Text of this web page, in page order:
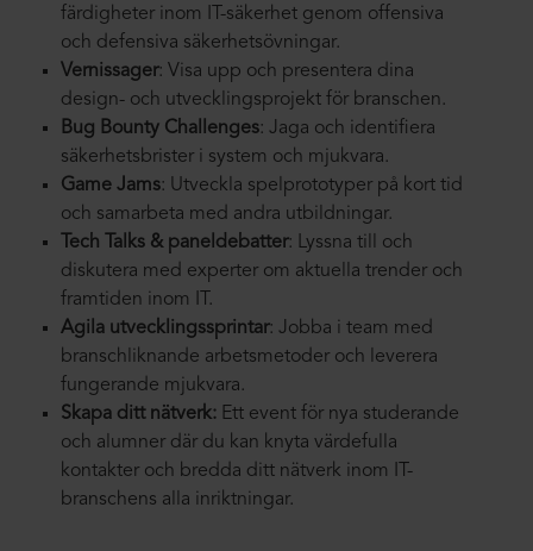
färdigheter inom IT-säkerhet genom offensiva
och defensiva säkerhetsövningar.
Vernissager: Visa upp och presentera dina
design- och utvecklingsprojekt för branschen.
Bug Bounty Challenges: Jaga och identifiera
säkerhetsbrister i system och mjukvara.
Game Jams: Utveckla spelprototyper på kort tid
och samarbeta med andra utbildningar.
Tech Talks & paneldebatter: Lyssna till och
diskutera med experter om aktuella trender och
framtiden inom IT.
Agila utvecklingssprintar: Jobba i team med
branschliknande arbetsmetoder och leverera
fungerande mjukvara.
Skapa ditt nätverk: Ett event för nya studerande
och alumner där du kan knyta värdefulla
kontakter och bredda ditt nätverk inom IT-
branschens alla inriktningar.